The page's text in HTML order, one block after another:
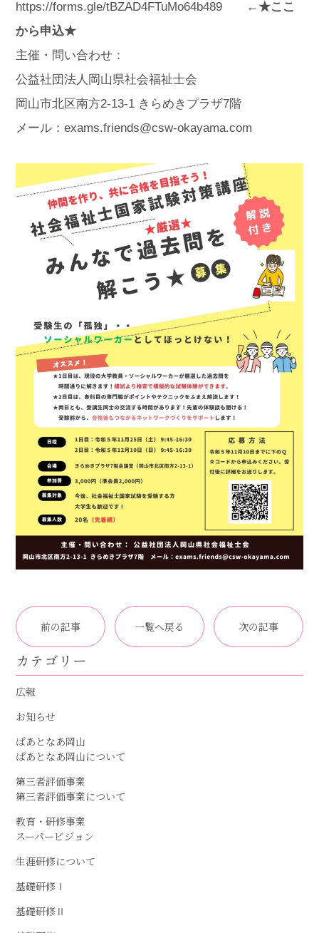
https://forms.gle/tBZAD4FTuMo64b489
←★ここ
から申込★
主催・問い合わせ：
公益社団法人岡山県社会福祉士会
岡山市北区南方2-13-1 きらめきプラザ7階
メール：exams.friends@csw-okayama.com
前の記事 一覧へ戻る 次の記事
カテゴリー
広報
お知らせ
ぱあとなあ岡山
ぱあとなあ岡山について
第三者評価事業
第三者評価事業について
教育・研修事業
スーパービジョン
生涯研修について
基礎研修Ⅰ
基礎研修Ⅱ